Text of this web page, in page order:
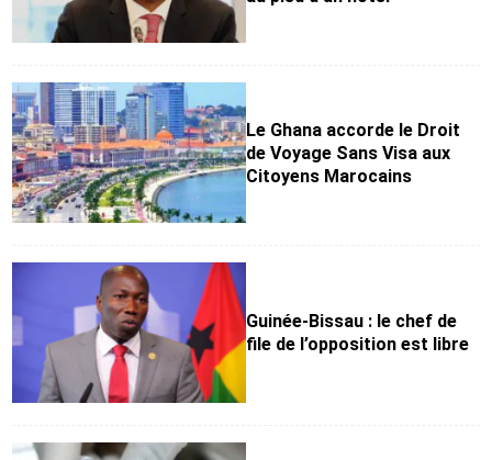
Le Ghana accorde le Droit
de Voyage Sans Visa aux
Citoyens Marocains
Guinée-Bissau : le chef de
file de l’opposition est libre